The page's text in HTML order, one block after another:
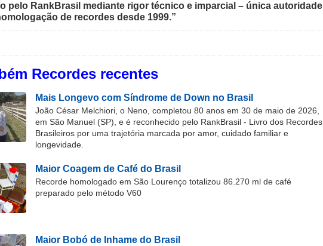
pelo RankBrasil mediante rigor técnico e imparcial – única autoridade
de recordes desde 1999.”
Recordes recentes
Mais Longevo com Síndrome de Down no Brasil
João César Melchiori, o Neno, completou 80 anos em 30 de maio de 2026,
em São Manuel (SP), e é reconhecido pelo RankBrasil - Livro dos Recordes
Brasileiros por uma trajetória marcada por amor, cuidado familiar e
longevidade.
Maior Coagem de Café do Brasil
Recorde homologado em São Lourenço totalizou 86.270 ml de café
preparado pelo método V60
Maior Bobó de Inhame do Brasil